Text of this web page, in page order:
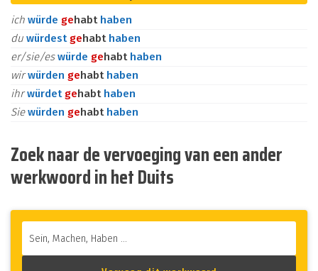
ich würde gehabt haben
du würdest gehabt haben
er/sie/eswürde gehabt haben
wirwürden gehabt haben
ihrwürdet gehabt haben
Siewürden gehabt haben
Zoek naar de vervoeging van een ander
werkwoord in het Duits